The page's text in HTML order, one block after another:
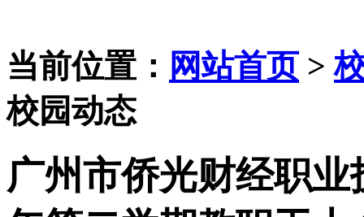
当前位置： 网站首页>
校园动态
广州市侨光财经职业